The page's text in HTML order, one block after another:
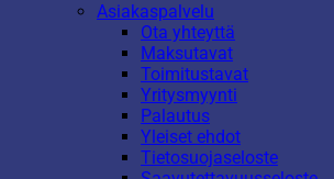
Asiakaspalvelu
Ota yhteyttä
Maksutavat
Toimitustavat
Yritysmyynti
Palautus
Yleiset ehdot
Tietosuojaseloste